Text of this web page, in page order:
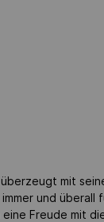
mit
und überall
Freude mit